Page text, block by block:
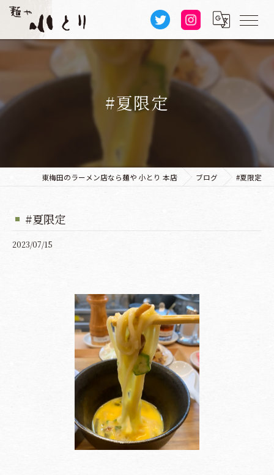
#夏限定
東梅田のラーメン店なら麺や 小とり 本店 ブログ #夏限定
#夏限定
2023/07/15